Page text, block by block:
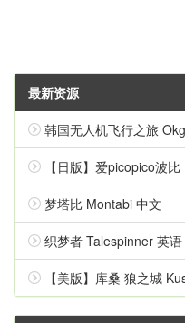
最新资源
韩国无人机飞行之旅 Okgyecheon
【日版】爱picopico波
梦塔比 Montabi 中文
织梦者 Talespinner 英语
【美版】库桑 狼之城